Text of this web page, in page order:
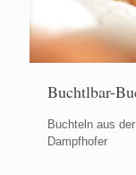
Buchtlbar-
Buchteln aus
Dampfhofer